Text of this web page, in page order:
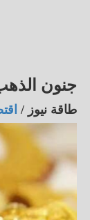
جنون الذهب مستمر :
طاقة نيوز /